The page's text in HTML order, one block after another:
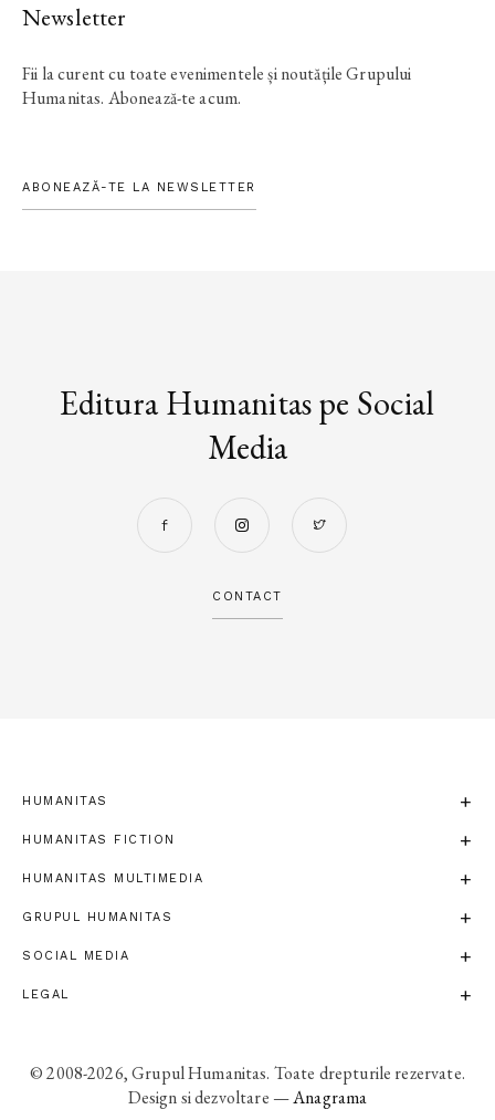
Newsletter
Fii la curent cu toate evenimentele și noutățile Grupului
Humanitas. Abonează-te acum.
ABONEAZĂ-TE LA NEWSLETTER
Editura Humanitas pe Social
Media
CONTACT
HUMANITAS
HUMANITAS FICTION
HUMANITAS MULTIMEDIA
GRUPUL HUMANITAS
SOCIAL MEDIA
LEGAL
© 2008-2026, Grupul Humanitas. Toate drepturile rezervate.
Design si dezvoltare —Anagrama